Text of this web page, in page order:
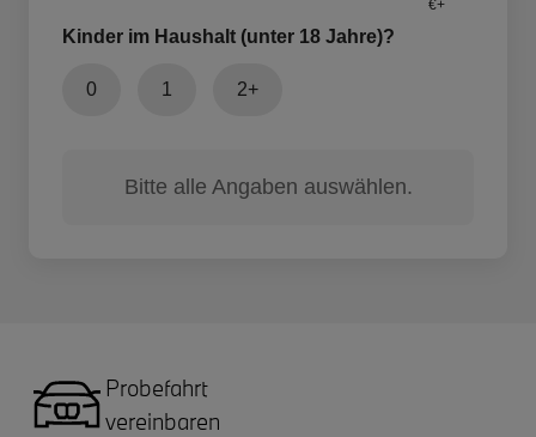
€+
Kinder im Haushalt (unter 18 Jahre)?
0 1 2+
Bitte alle Angaben auswählen.
Probefahrt
vereinbaren